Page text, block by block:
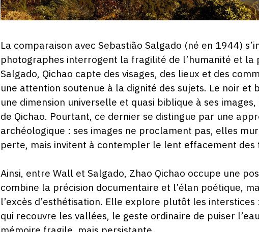
La comparaison avec Sebastião Salgado (né en 1944)
photographes interrogent la fragilité de l’humanité et la
Salgado, Qichao capte des visages, des lieux et des
une attention soutenue à la dignité des sujets. Le noir et
une dimension universelle et quasi biblique à ses
de Qichao. Pourtant, ce dernier se distingue par une
archéologique : ses images ne proclament pas, elles
perte, mais invitent à contempler le lent effacement
Ainsi, entre Wall et Salgado, Zhao Qichao occupe une
combine la précision documentaire et l’élan poétique,
l’excès d’esthétisation. Elle explore plutôt les
qui recouvre les vallées, le geste ordinaire de puiser